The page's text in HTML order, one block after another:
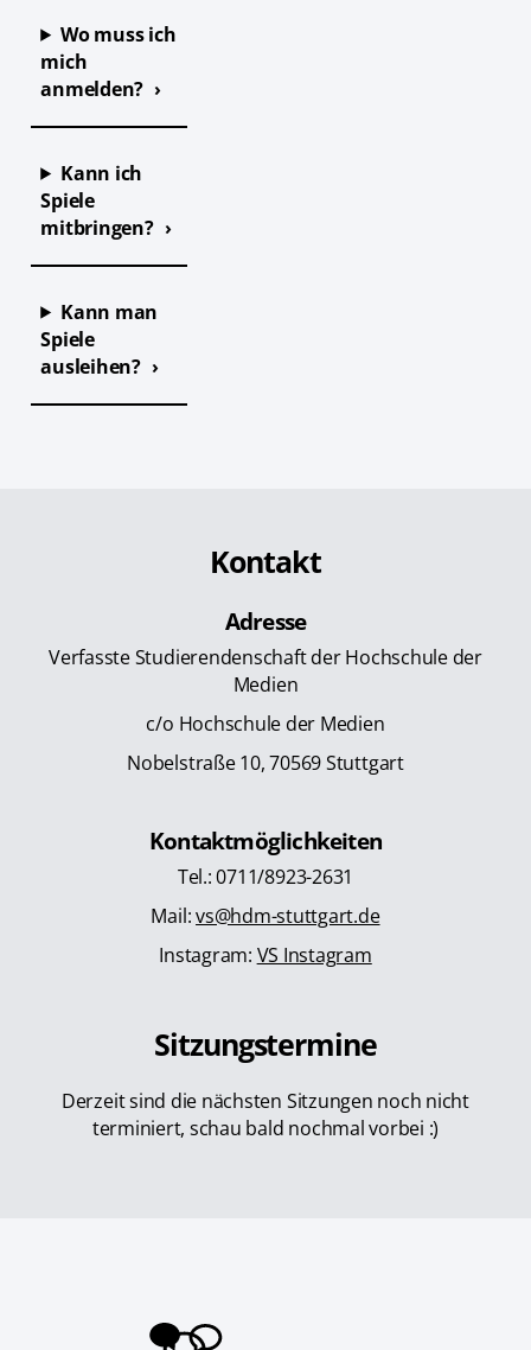
Wo muss ich
mich
anmelden?
Kann ich
Spiele
mitbringen?
Kann man
Spiele
ausleihen?
Kontakt
Adresse
Verfasste Studierendenschaft der Hochschule der
Medien
c/o Hochschule der Medien
Nobelstraße 10, 70569 Stuttgart
Kontaktmöglichkeiten
Tel.: 0711/8923-2631
Mail:vs@hdm-stuttgart.de
Instagram: VS Instagram
Sitzungstermine
Derzeit sind die nächsten Sitzungen noch nicht
terminiert, schau bald nochmal vorbei :)